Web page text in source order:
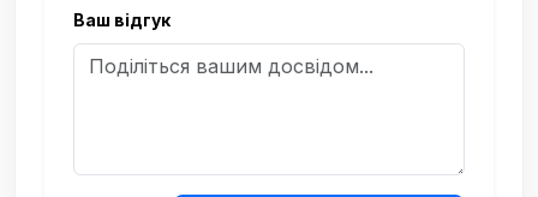
Ваш відгук